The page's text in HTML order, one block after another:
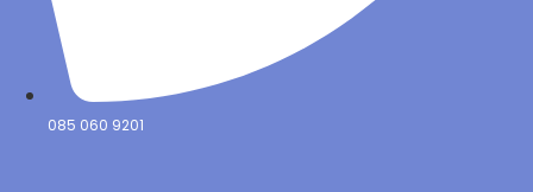
085 060 9201